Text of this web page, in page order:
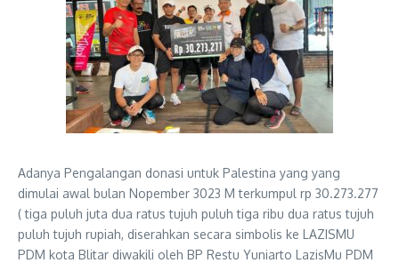
Adanya Pengalangan donasi untuk Palestina yang yang
dimulai awal bulan Nopember 3023 M terkumpul rp 30.273.277
( tiga puluh juta dua ratus tujuh puluh tiga ribu dua ratus tujuh
puluh tujuh rupiah, diserahkan secara simbolis ke LAZISMU
PDM kota Blitar diwakili oleh BP Restu Yuniarto LazisMu PDM